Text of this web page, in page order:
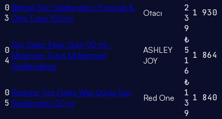
0
3
Bitkisel Saç Şekillendirici Yumuşak &
Orta Tutuş 150 ml
Otacı
2
3
9
1 930
0
4
Saç Sakızı Fiber Gum 90 ml -
Maximum Tutuş Mükemmel
Şekillendirme
ASHLEY
JOY
₺
5
1
6
1 864
0
5
Redone Toz Pudra Wax Güçlü Saç
Şekillendirici 20 gr
Red One
₺
1
3
9
1 840